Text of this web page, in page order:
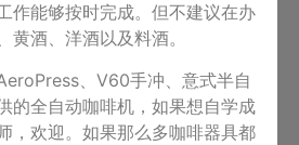
作能够按时完成。但不建议在办
黄酒、洋酒以及料酒。
、V60手冲、意式半自
的全自动咖啡机，如果想自学成
，欢迎。如果那么多咖啡器具都